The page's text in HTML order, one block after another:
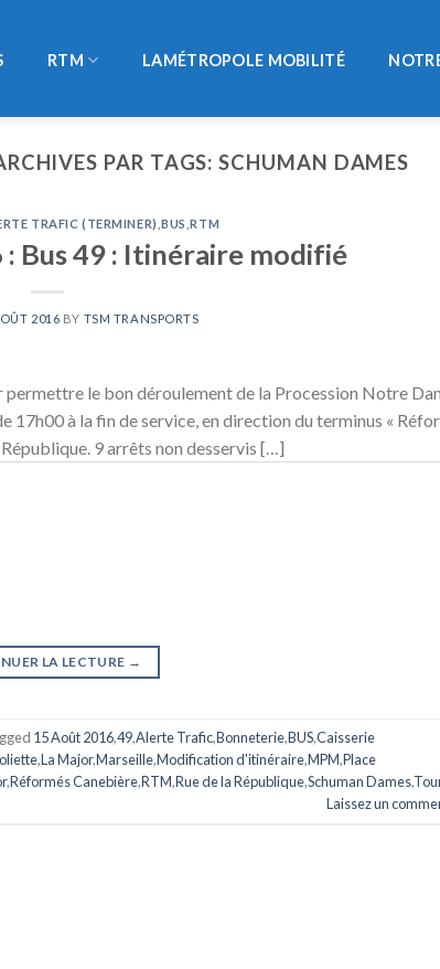
RTM LAMÉTROPOLE MOBILITÉ
PAR TAGS:SCHUMAN DAMES
TRAFIC (TERMINER) ,BUS ,RTM
Bus 49 : Itinéraire modifié
2016 BY TSM TRANSPORTS
le bon déroulement de la Procession Notre
17h00 à la fin de service, en direction du terminus «
9 arrêts non desservis […]
LA LECTURE →
15 Août 2016,49,Alerte Trafic,Bonneterie,BUS,Caisserie
,La Major,Marseille,Modification d'itinéraire,MPM,Place
,Réformés Canebière,RTM,Rue de la République,Schuman Dames,
Laissez un